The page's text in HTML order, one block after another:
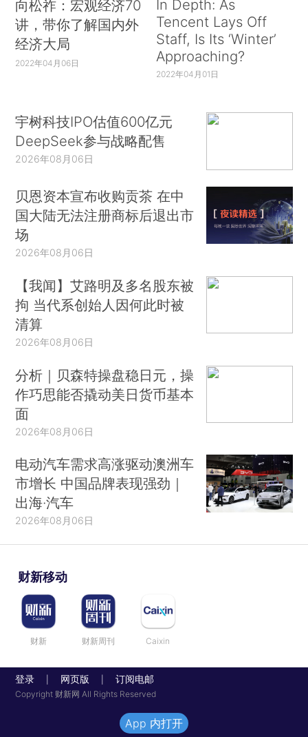
向松祚：宏观经济70
讲，带你了解国内外
经济大局
2022年04月06日
In Depth: As
Tencent Lays Off
Staff, Is Its ‘Winter’
Approaching?
2022年04月01日
宇树科技IPO估值600亿元
DeepSeek参与战略配售
2026年08月06日
贝恩资本宣布收购贡茶 在中
国大陆无法注册商标后退出市
场
2026年08月06日
【我闻】艾路明及多名股东被
拘 当代系创始人因何此时被
清算
2026年08月06日
分析｜贝森特操盘稳日元，操
作巧思能否撬动美日货币基本
面
2026年08月06日
电动汽车需求高涨驱动澳洲车
市增长 中国品牌表现强劲｜
出海·汽车
2026年08月06日
财新移动
财新 财新周刊 Caixin
登录 网页版 订阅电邮
Copyright 财新网 All Rights Reserved
App 内打开